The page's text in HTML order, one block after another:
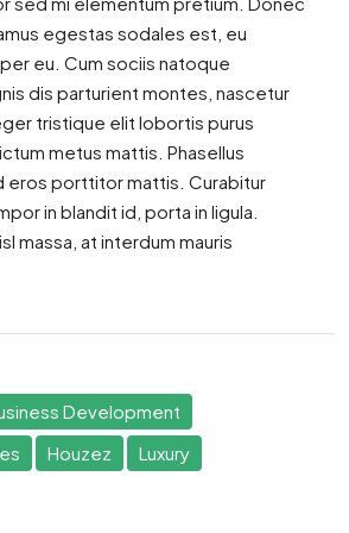
egestas sodales est, eu
eu. Cum sociis natoque
dis parturient montes, nascetur
tristique elit lobortis purus
metus mattis. Phasellus
eros porttitor mattis. Curabitur
in blandit id, porta in ligula.
massa, at interdum mauris
Development
Houzez
Luxury